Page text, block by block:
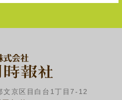
京区目白台1丁目7-12